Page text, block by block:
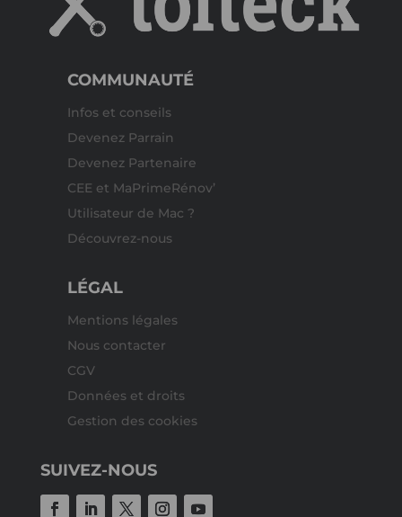
COMMUNAUTÉ
Infos et conseils
Devenez Parrain
Devenez Partenaire
CEE et MaPrimeRénov’
Utilisateur de Mac ?
Découvrez-nous
LÉGAL
Mentions légales
Nous contacter
CGV
Données et droits
Gestion des cookies
SUIVEZ-NOUS